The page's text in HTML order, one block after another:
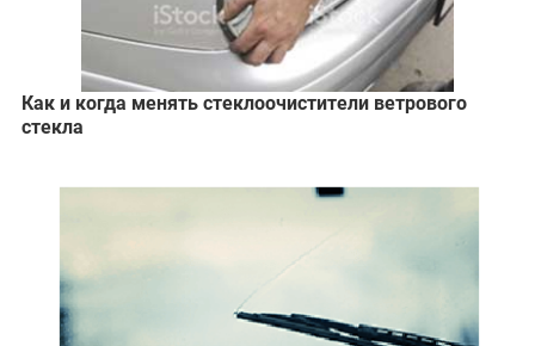
Как и когда менять стеклоочистители ветрового
стекла